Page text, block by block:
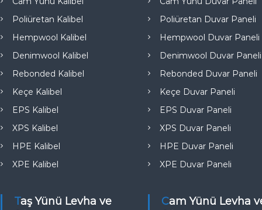
e
Poliüretan Kalibel
Hempwool Kalibel
Denimwool Kalibel
Rebonded Kalibel
Keçe Kalibel
EPS Kalibel
XPS Kalibel
HPE Kalibel
XPE Kalibel
Taş Yünü Levha ve
Poliüretan Duvar Paneli
Hempwool Duvar Paneli
Denimwool Duvar Paneli
Rebonded Duvar Paneli
Keçe Duvar Paneli
EPS Duvar Paneli
XPS Duvar Paneli
HPE Duvar Paneli
XPE Duvar Paneli
Cam Yünü Levha ve